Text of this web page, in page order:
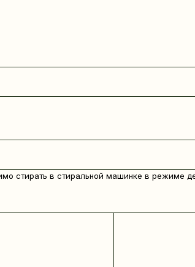
стирать в стиральной машинке в режиме